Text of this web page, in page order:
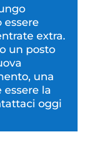
extra.
un posto
una
essere la
oggi